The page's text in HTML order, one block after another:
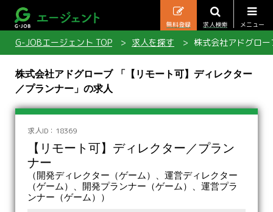
メニュー
求人検索
無料登録
G-JOBエージェント TOP 求人を探す 株式会社アドグロ
株式会社アドグローブ 「【リモート可】ディレクター
／プランナー」の求人
求人ID：18369
【リモート可】ディレクター／プラン
ナー
（開発ディレクター（ゲーム）、運営ディレクター
（ゲーム）、開発プランナー（ゲーム）、運営プラ
ンナー（ゲーム））